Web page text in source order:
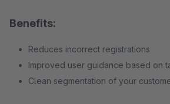
Benefits:
Reduces incorrect registrations
Improved user guidance based on
Clean segmentation of your